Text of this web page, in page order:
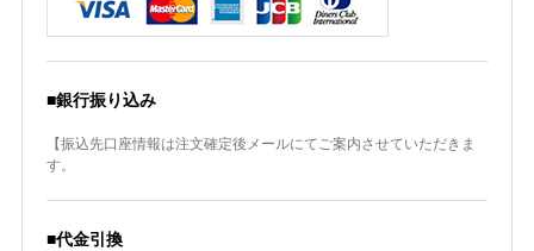
■銀行振り込み
【振込先口座情報は注文確定後メールにてご案内させていただきま
す。
■代金引換